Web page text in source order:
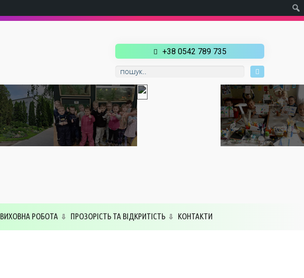
+38 0542 789 735
ВИХОВНА РОБОТА ПРОЗОРІСТЬ ТА ВІДКРИТІСТЬ КОНТАКТИ